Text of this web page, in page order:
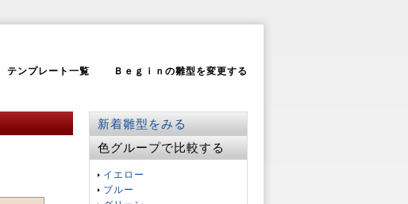
テンプレート一覧 Ｂｅｇｉｎの雛型を変更する
新着雛型をみる
色グループで比較する
イエロー
ブルー